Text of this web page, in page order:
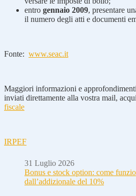
entro gennaio 2009, presentare
il numero degli atti e documenti
Fonte: www.seac.it
Maggiori informazioni e
inviati direttamente alla vostra mail,
fiscale
IRPEF
31 Luglio 2026
Bonus e stock option: come
dall’addizionale del 10%